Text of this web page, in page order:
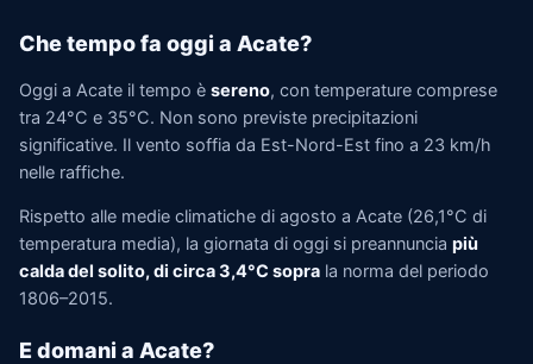
Che tempo fa oggi a Acate?
Oggi a Acate il tempo è sereno, con temperature comprese
tra 24°C e 35°C. Non sono previste precipitazioni
significative. Il vento soffia da Est-Nord-Est fino a 23 km/h
nelle raffiche.
Rispetto alle medie climatiche di agosto a Acate (26,1°C di
temperatura media), la giornata di oggi si preannuncia più
calda del solito, di circa 3,4°C sopra la norma del periodo
1806–2015.
E domani a Acate?